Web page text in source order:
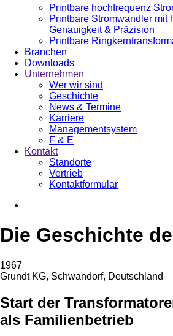
Printbare hochfrequenz
Printbare Stromwandler mit
Genauigkeit & Präzision
Printbare
Branchen
Downloads
Unternehmen
Wer wir sind
Geschichte
News & Termine
Karriere
Managementsystem
F & E
Kontakt
Standorte
Vertrieb
Kontaktformular
Die Geschichte
1967
Grundt KG, Schwandorf, Deutschland
Start der
als Familienbetrieb